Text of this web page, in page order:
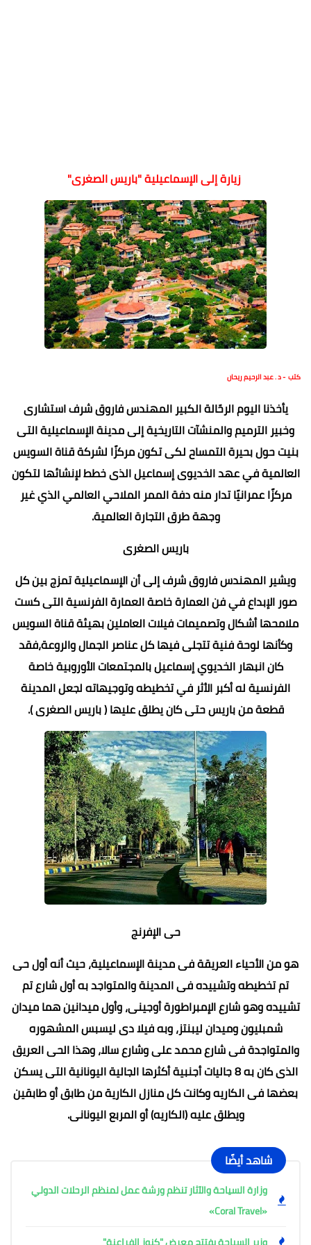
زيارة إلى الإسماعيلية "باريس الصغرى"
كتب - د . عبد الرحيم ريحان
يأخذنا اليوم الرحّالة الكبير المهندس فاروق شرف استشارى
وخبير الترميم والمنشآت التاريخية إلى مدينة الإسماعيلية التى
بنيت حول بحيرة التمساح لكى تكون مركزًا لشركة قناة السويس
العالمية في عهد الخديوى إسماعيل الذى خطط لإنشائها لتكون
مركزًا عمرانيًا تدار منه دفة الممر الملاحي العالمي الذي غير
وجهة طرق التجارة العالمية.
باريس الصغرى
ويشير المهندس فاروق شرف إلى أن الإسماعيلية تمزج بين كل
صور الإبداع في فن العمارة خاصة العمارة الفرنسية التى كست
ملامحها أشكال وتصميمات فيلات العاملين بهيئة قناة السويس
وكأنها لوحة فنية تتجلى فيها كل عناصر الجمال والروعة،فقد
كان انبهار الخديوي إسماعيل بالمجتمعات الأوروبية خاصة
الفرنسية له أكبر الأثر في تخطيطه وتوجيهاته لجعل المدينة
قطعة من باريس حتى كان يطلق عليها ( باريس الصغرى ).
حى الإفرنج
هو من الأحياء العريقة فى مدينة الإسماعيلية، حيث أنه أول حى
تم تخطيطه وتشييده فى المدينة والمتواجد به أول شارع تم
تشييده وهو شارع الإمبراطورة أوجينى، وأول ميدانين هما ميدان
شمبليون وميدان ليبنتز، وبه فيلا دى ليسبس المشهوره
والمتواجدة فى شارع محمد على وشارع سالا، وهذا الحى العريق
الذى كان به 8 جاليات أجنبية أكثرها الجالية اليونانية التى يسكن
بعضها فى الكاريه وكانت كل منازل الكارية من طابق أو طابقين
ويطلق عليه (الكاريه) أو المربع اليونانى.
شاهد أيضًا
وزارة السياحة والآثار تنظم ورشة عمل لمنظم الرحلات الدولي
«Coral Travel»